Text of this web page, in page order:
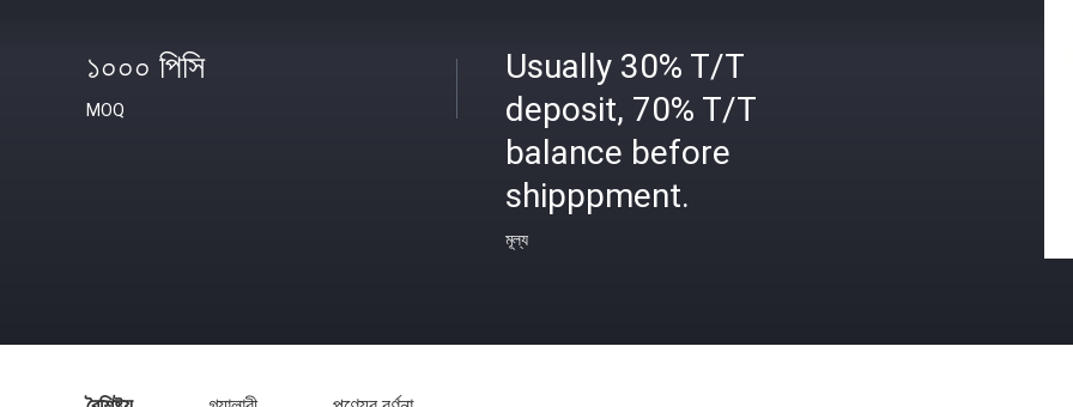
১০০০ পিসি
MOQ
Usually 30% T/T
deposit, 70% T/T
balance before
shipppment.
মূল্য